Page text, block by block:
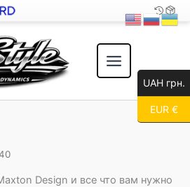
Design и все что вам нужно
UAH грн.
EUR €